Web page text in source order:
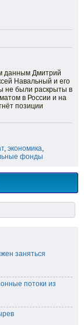
данным Дмитрий
Навальный и его
не были раскрыты в
в России и на
позиции
, экономика,
фонды
заняться
потоки из